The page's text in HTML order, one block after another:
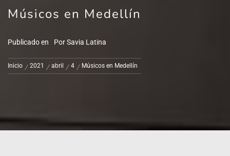
Músicos en Medellín
Publicado en PorSavia Latina
Inicio 2021 abril 4 Músicos en Medellín